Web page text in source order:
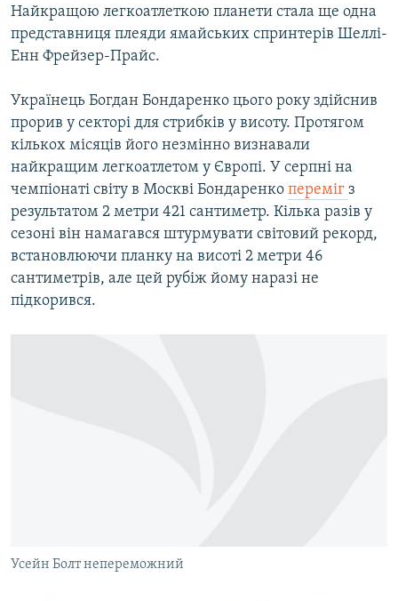
Найкращою легкоатлеткою планети стала ще одна
представниця плеяди ямайських спринтерів Шеллі-
Енн Фрейзер-Прайс.
Українець Богдан Бондаренко цього року здійснив
прорив у секторі для стрибків у висоту. Протягом
кількох місяців його незмінно визнавали
найкращим легкоатлетом у Європі. У серпні на
чемпіонаті світу в Москві Бондаренко переміг з
результатом 2 метри 421 сантиметр. Кілька разів у
сезоні він намагався штурмувати світовий рекорд,
встановлюючи планку на висоті 2 метри 46
сантиметрів, але цей рубіж йому наразі не
підкорився.
Усейн Болт непереможний